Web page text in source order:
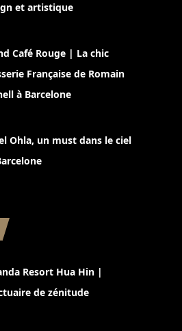
et artistique
Café Rouge | La chic
Française de Romain
à Barcelone
Ohla, un must dans le ciel
Resort Hua Hin |
de zénitude